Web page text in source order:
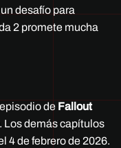
desafío para
2 promete mucha
de Fallout
. Los demás capítulos
4 de febrero de 2026.